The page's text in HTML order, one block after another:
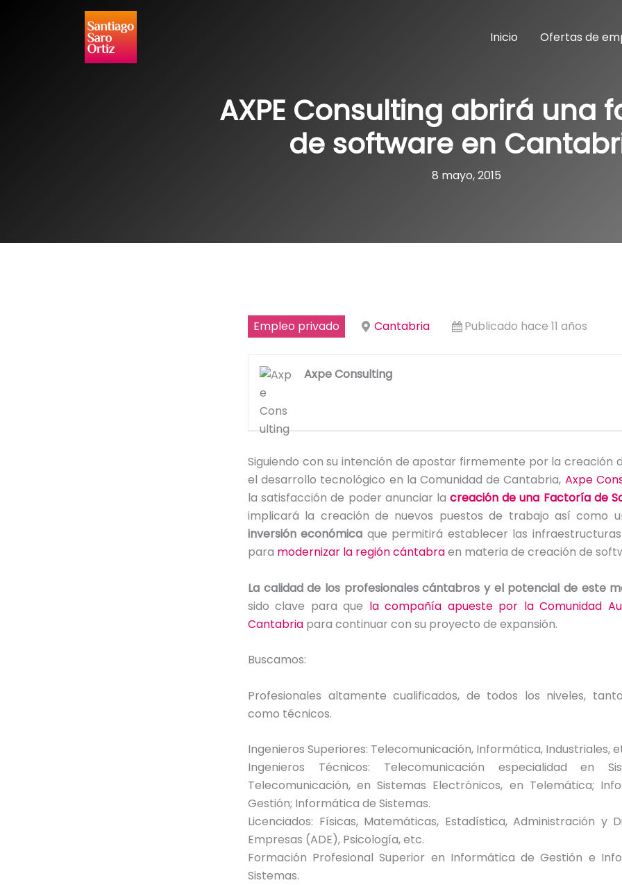
Inicio Ofertas de
AXPE Consulting abrirá una
de software en
8 mayo, 2015
Empleo privado Cantabria Publicado hace 11 años
Axpe Consulting
Siguiendo con su intención de apostar firmemente por la creación
el desarrollo tecnológico en la Comunidad de Cantabria, Axpe
la satisfacción de poder anunciar la creación de una Factoría de
implicará la creación de nuevos puestos de trabajo así como
inversión económica que permitirá establecer las
para modernizar la región cántabraen materia de creación de
La calidad de los profesionales cántabros y el potencial de este
sido clave para que la compañía apueste por la Comunidad
Cantabria para continuar con su proyecto de expansión.
Buscamos:
Profesionales altamente cualificados, de todos los niveles,
como técnicos.
Ingenieros Superiores: Telecomunicación, Informática, Industriales,
Ingenieros Técnicos: Telecomunicación especialidad en
Telecomunicación, en Sistemas Electrónicos, en Telemática;
Gestión; Informática de Sistemas.
Licenciados: Físicas, Matemáticas, Estadística, Administración y
Empresas (ADE), Psicología, etc.
Formación Profesional Superior en Informática de Gestión e
Sistemas.